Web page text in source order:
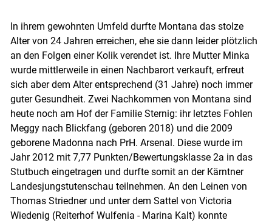
In ihrem gewohnten Umfeld durfte Montana das stolze
Alter von 24 Jahren erreichen, ehe sie dann leider plötzlich
an den Folgen einer Kolik verendet ist. Ihre Mutter Minka
wurde mittlerweile in einen Nachbarort verkauft, erfreut
sich aber dem Alter entsprechend (31 Jahre) noch immer
guter Gesundheit. Zwei Nachkommen von Montana sind
heute noch am Hof der Familie Sternig: ihr letztes Fohlen
Meggy nach Blickfang (geboren 2018) und die 2009
geborene Madonna nach PrH. Arsenal. Diese wurde im
Jahr 2012 mit 7,77 Punkten/Bewertungsklasse 2a in das
Stutbuch eingetragen und durfte somit an der Kärntner
Landesjungstutenschau teilnehmen. An den Leinen von
Thomas Striedner und unter dem Sattel von Victoria
Wiedenig (Reiterhof Wulfenia - Marina Kalt) konnte